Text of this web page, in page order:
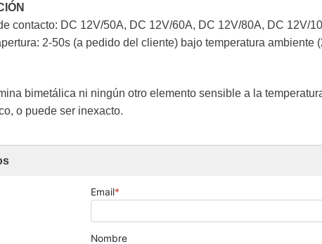
contacto: DC 12V/50A, DC 12V/60A, DC 12V/80A, DC 12V/
2-50s (a pedido del cliente) bajo temperatura ambiente
bimetálica ni ningún otro elemento sensible a la
o puede ser inexacto.